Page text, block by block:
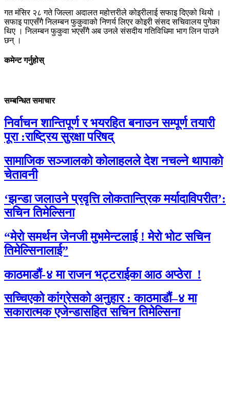
गत मंसिर २८ गते जिल्ला अदालत महोत्तरीले कोइरीलाई सफाइ दिएको थियो ।
सफाइ पाएसँगै निलम्बन फुकुवाको निणर्य लिएर कोइरी संसद सचिवालय पुगेका
थिए । निलम्बन फुकुवा भएसँगै अब उनले संसदीय गतिविधिमा भाग लिन पाउने
छन् ।
कमेन्ट गर्नुहोस्
सम्बन्धित समाचार
निर्वाचन शान्तिपूर्ण र भयरहित बनाउन सम्पूर्ण तयारी
पूरा :राष्ट्रिय सुरक्षा परिषद्
सामाजिक सञ्जालको कोलाहलले देश नचल्ने थापाको
चेतावनी
‘झन्डा जलाउने प्रवृत्ति लोकतान्त्रिक मर्यादाविपरीत’:
सचिन तिमेल्सिना
“मेरो समर्थन जेनजी मुभमेन्टलाई ! मेरो भोट सचिन
तिमेल्सिनालाई”
काठमाडौं-४ मा राजन भट्टराईका आठ अप्ठेरा !
सच्चिएको कांग्रेसको अनुहार : काठमाडौं–४ मा
सकारात्मक एजेन्डासहित सचिन तिमेल्सिना